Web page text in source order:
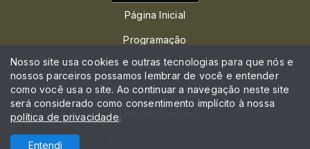
Página Inicial
Programação
Contato
Política de privacidade
Ouvidoria/Denúncia
Nosso site usa cookies e outras tecnologias para que nós e
nossos parceiros possamos lembrar de você e entender
como você usa o site. Ao continuar a navegação neste site
será considerado como consentimento implícito à nossa
política de privacidade.
Entendi